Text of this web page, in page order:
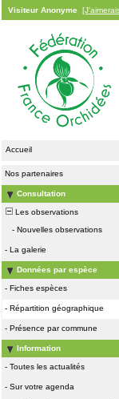
Visiteur Anonyme
Accueil
Nos partenaires
Consultation
Les observations
- Nouvelles observations
- La galerie
Données par espèce
- Fiches espèces
- Répartition géographique
- Présence par commune
Information
- Toutes les actualités
- Sur votre agenda